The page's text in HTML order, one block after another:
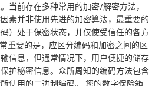
当前存在多种常用的加密/解密方法，
素并非使用先进的加密算法，最重要的
）处于保密状态，并仅使受信任的各方
重要的是，应区分编码和加密之间的区
信息，但通常情况下，用户便捷的储存
护秘密信息。众所周知的编码方法包含